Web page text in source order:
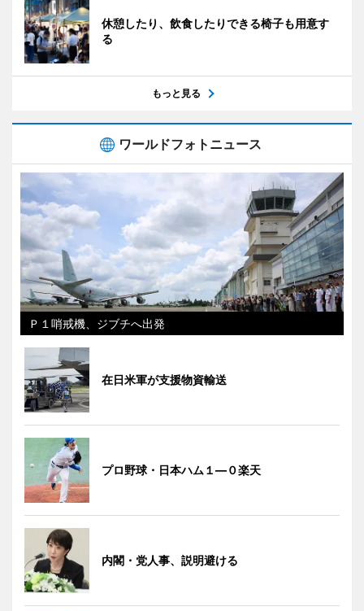
休憩したり、飲食したりできる椅子も用意す
る
もっと見る
ワールドフォトニュース
Ｐ１哨戒機、ジブチへ出発
在日米軍が支援物資輸送
プロ野球・日本ハム１―０楽天
内閣・党人事、説明避ける